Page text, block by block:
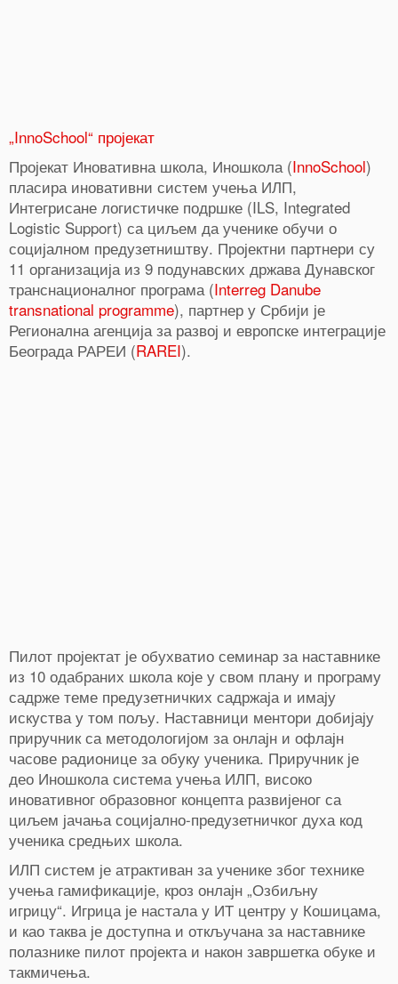
„InnoSchool“ пројекат
Пројекат Иновативна школа, Иношкола (InnoSchool)
пласира иновативни систем учења ИЛП,
Интегрисане логистичке подршке (ILS, Integrated
Logistic Support) са циљем да ученике обучи о
социјалном предузетништву. Пројектни партнери су
11 организација из 9 подунавских држава Дунавског
транснационалног програма (Interreg Danube
transnational programme), партнер у Србији је
Регионална агенција за развој и европске интеграције
Београда РАРЕИ (RAREI).
Пилот пројектат је обухватио семинар за наставнике
из 10 одабраних школа које у свом плану и програму
садрже теме предузетничких садржаја и имају
искуства у том пољу. Наставници ментори добијају
приручник са методологијом за онлајн и офлајн
часове радионице за обуку ученика. Приручник је
део Иношкола система учења ИЛП, високо
иновативног образовног концепта развијеног са
циљем јачања социjaлно-предузетничког духа код
ученика средњих школа.
ИЛП систем је атрактиван за ученике због технике
учења гамификације, кроз онлајн „Озбиљну
игрицу“. Игрица је настала у ИТ центру у Кошицама,
и као таква је доступна и откључана за наставнике
полазнике пилот пројекта и након завршетка обуке и
такмичења.